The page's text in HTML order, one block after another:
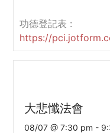
功德登記表 :
https://
大悲懺法會
08/07 @ 7:30 pm -